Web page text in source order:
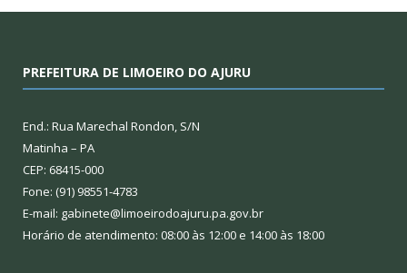
PREFEITURA DE LIMOEIRO DO AJURU
End.: Rua Marechal Rondon, S/N
Matinha – PA
CEP: 68415-000
Fone: (91) 98551-4783
E-mail: gabinete@limoeirodoajuru.pa.gov.br
Horário de atendimento: 08:00 às 12:00 e 14:00 às 18:00